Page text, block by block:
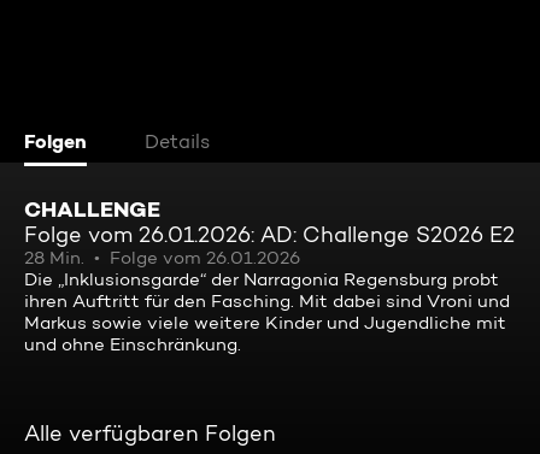
Folgen Details
CHALLENGE
Folge vom 26.01.2026: AD: Challenge S2026 E2
28 Min.
Folge vom 26.01.2026
Die „Inklusionsgarde“ der Narragonia Regensburg probt
ihren Auftritt für den Fasching. Mit dabei sind Vroni und
Markus sowie viele weitere Kinder und Jugendliche mit
und ohne Einschränkung.
Alle verfügbaren Folgen